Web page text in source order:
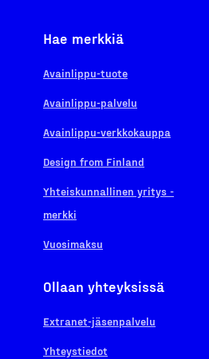
Hae merkkiä
Avainlippu-tuote
Avainlippu-palvelu
Avainlippu-verkkokauppa
Design from Finland
Yhteiskunnallinen yritys -
merkki
Vuosimaksu
Ollaan yhteyksissä
Extranet-jäsenpalvelu
Yhteystiedot